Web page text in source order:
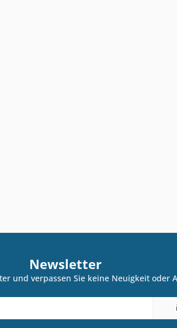
Newsletter
und verpassen Sie keine Neuigkeit oder